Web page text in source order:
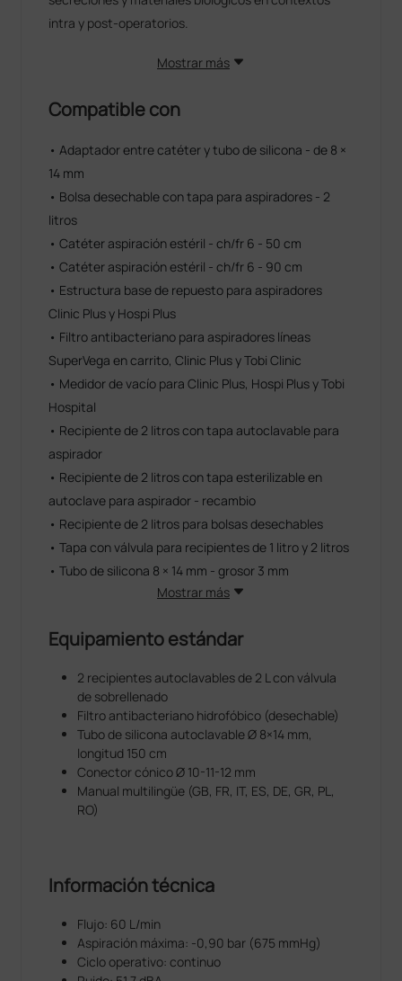
intra y post-operatorios.
Mostrar más
Compatible con
• Adaptador entre catéter y tubo de silicona - de 8 ×
14 mm
• Bolsa desechable con tapa para aspiradores - 2
litros
• Catéter aspiración estéril - ch/fr 6 - 50 cm
• Catéter aspiración estéril - ch/fr 6 - 90 cm
• Estructura base de repuesto para aspiradores
Clinic Plus y Hospi Plus
• Filtro antibacteriano para aspiradores líneas
SuperVega en carrito, Clinic Plus y Tobi Clinic
• Medidor de vacío para Clinic Plus, Hospi Plus y Tobi
Hospital
• Recipiente de 2 litros con tapa autoclavable para
aspirador
• Recipiente de 2 litros con tapa esterilizable en
autoclave para aspirador - recambio
• Recipiente de 2 litros para bolsas desechables
• Tapa con válvula para recipientes de 1 litro y 2 litros
• Tubo de silicona 8 × 14 mm - grosor 3 mm
Mostrar más
Equipamiento estándar
2 recipientes autoclavables de 2 L con válvula
de sobrellenado
Filtro antibacteriano hidrofóbico (desechable)
Tubo de silicona autoclavable Ø 8×14 mm,
longitud 150 cm
Conector cónico Ø 10-11-12 mm
Manual multilingüe (GB, FR, IT, ES, DE, GR, PL,
RO)
Información técnica
Flujo: 60 L/min
Aspiración máxima: -0,90 bar (675 mmHg)
Ciclo operativo: continuo